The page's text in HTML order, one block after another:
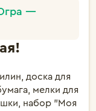
—
доска для
мелки для
набор "Моя